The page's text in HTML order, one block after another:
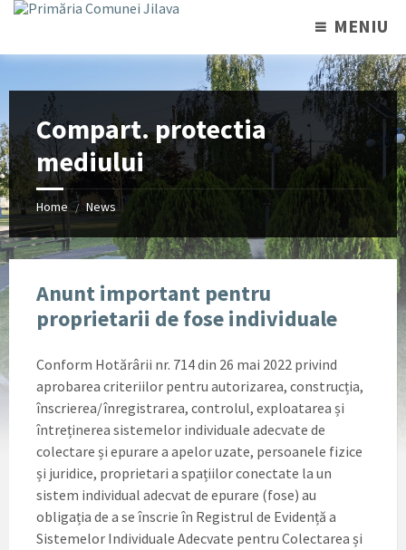
MENIU
Compart. protectia
mediului
Home / News
Anunt important pentru
proprietarii de fose individuale
Conform Hotărârii nr. 714 din 26 mai 2022 privind
aprobarea criteriilor pentru autorizarea, construcția,
înscrierea/înregistrarea, controlul, exploatarea și
întreținerea sistemelor individuale adecvate de
colectare și epurare a apelor uzate, persoanele fizice
și juridice, proprietari a spațiilor conectate la un
sistem individual adecvat de epurare (fose) au
obligația de a se înscrie în Registrul de Evidență a
Sistemelor Individuale Adecvate pentru Colectarea și